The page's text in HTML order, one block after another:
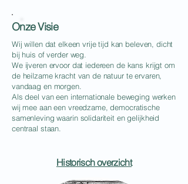
Onze Visie
Wij willen dat elkeen vrije tijd kan beleven, dicht
bij huis of verder weg.
We ijveren ervoor dat iedereen de kans krijgt om
de heilzame kracht van de natuur te ervaren,
vandaag en morgen.
Als deel van een internationale beweging werken
wij mee aan een vreedzame, democratische
samenleving waarin solidariteit en gelijkheid
centraal staan.
Historisch overzicht